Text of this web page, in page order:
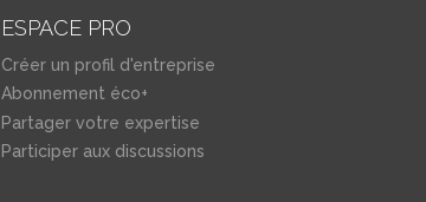
ESPACE PRO
Créer un profil d'entreprise
Abonnement éco+
Partager votre expertise
Participer aux discussions